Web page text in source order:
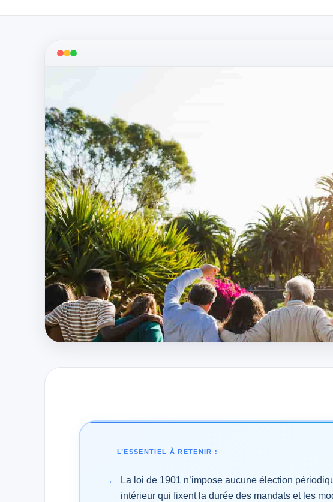
L’ESSENTIEL À RETENIR :
La loi de 1901 n’impose aucune élection
intérieur qui fixent la durée des mandats et les